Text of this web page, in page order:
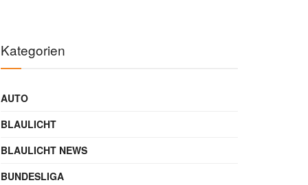
Kategorien
AUTO
BLAULICHT
BLAULICHT NEWS
BUNDESLIGA